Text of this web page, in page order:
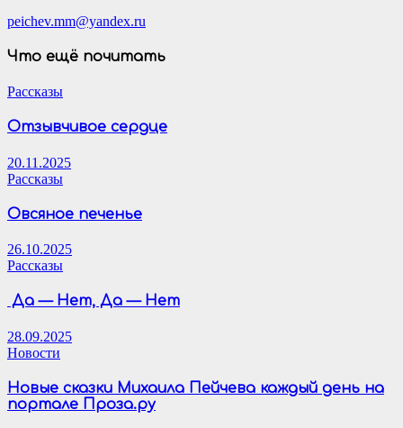
peichev.mm@yandex.ru
Что ещё почитать
Рассказы
Отзывчивое сердце
20.11.2025
Рассказы
Овсяное печенье
26.10.2025
Рассказы
Да — Нет, Да — Нет
28.09.2025
Новости
Новые сказки Михаила Пейчева каждый день на
портале Проза.ру